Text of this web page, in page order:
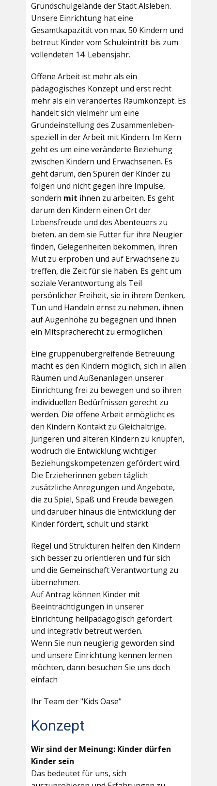
Grundschulgelände der Stadt Alsleben.
Unsere Einrichtung hat eine
Gesamtkapazität von max. 50 Kindern und
betreut Kinder vom Schuleintritt bis zum
vollendeten 14. Lebensjahr.
Offene Arbeit ist mehr als ein
pädagogisches Konzept und erst recht
mehr als ein verändertes Raumkonzept. Es
handelt sich vielmehr um eine
Grundeinstellung des Zusammenleben-
speziell in der Arbeit mit Kindern. Im Kern
geht es um eine veränderte Beziehung
zwischen Kindern und Erwachsenen. Es
geht darum, den Spuren der Kinder zu
folgen und nicht gegen ihre Impulse,
sondern mit ihnen zu arbeiten. Es geht
darum den Kindern einen Ort der
Lebensfreude und des Abenteuers zu
bieten, an dem sie Futter für ihre Neugier
finden, Gelegenheiten bekommen, ihren
Mut zu erproben und auf Erwachsene zu
treffen, die Zeit für sie haben. Es geht um
soziale Verantwortung als Teil
persönlicher Freiheit, sie in ihrem Denken,
Tun und Handeln ernst zu nehmen, ihnen
auf Augenhöhe zu begegnen und ihnen
ein Mitspracherecht zu ermöglichen.
Eine gruppenübergreifende Betreuung
macht es den Kindern möglich, sich in allen
Räumen und Außenanlagen unserer
Einrichtung frei zu bewegen und so ihren
individuellen Bedürfnissen gerecht zu
werden. Die offene Arbeit ermöglicht es
den Kindern Kontakt zu Gleichaltrige,
jüngeren und älteren Kindern zu knüpfen,
wodruch die Entwicklung wichtiger
Beziehungskompetenzen gefördert wird.
Die Erzieherinnen geben täglich
zusätzliche Anregungen und Angebote,
die zu Spiel, Spaß und Freude bewegen
und darüber hinaus die Entwicklung der
Kinder fördert, schult und stärkt.
Regel und Strukturen helfen den Kindern
sich besser zu orientieren und für sich
und die Gemeinschaft Verantwortung zu
übernehmen.
Auf Antrag können Kinder mit
Beeinträchtigungen in unserer
Einrichtung heilpädagogisch gefördert
und integrativ betreut werden.
Wenn Sie nun neugierig geworden sind
und unsere Einrichtung kennen lernen
möchten, dann besuchen Sie uns doch
einfach
Ihr Team der "Kids Oase"
Konzept
Wir sind der Meinung: Kinder dürfen
Kinder sein
Das bedeutet für uns, sich